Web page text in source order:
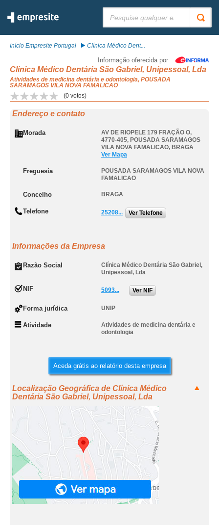
Início Empresite Portugal Clínica Médico Dent...
Informação oferecida por
Clínica Médico Dentária São Gabriel, Unipessoal, Lda
Atividades de medicina dentária e odontologia, POUSADA
SARAMAGOS VILA NOVA FAMALICAO
(0 votos)
Endereço e contato
Morada
AV DE RIOPELE 179 FRAÇÃO O,
4770-405, POUSADA SARAMAGOS
VILA NOVA FAMALICAO, BRAGA
Ver Mapa
Freguesia
POUSADA SARAMAGOS VILA NOVA
FAMALICAO
Concelho BRAGA
Telefone 25208... Ver Telefone
Informações da Empresa
Razão Social
Clínica Médico Dentária São Gabriel,
Unipessoal, Lda
NIF 5093... Ver NIF
Forma jurídica UNIP
Atividade
Atividades de medicina dentária e
odontologia
Aceda grátis ao relatório desta empresa
Localização Geográfica de Clínica Médico
Dentária São Gabriel, Unipessoal, Lda